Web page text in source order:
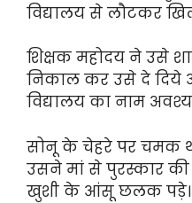
विद्यालय से लौटकर
शिक्षक महोदय ने उसे
निकाल कर उसे दे
विद्यालय का नाम
सोनू के चेहरे पर चमक
उसने मां से पुरस्कार की
खुशी के आंसू छलक पड़े।